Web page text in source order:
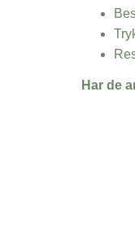
Har de